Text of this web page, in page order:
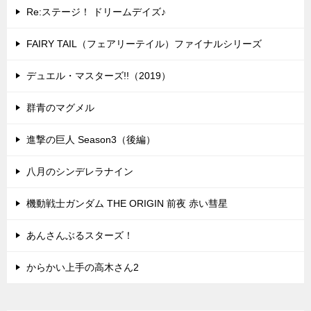
Re:ステージ！ ドリームデイズ♪
FAIRY TAIL（フェアリーテイル）ファイナルシリーズ
デュエル・マスターズ!!（2019）
群青のマグメル
進撃の巨人 Season3（後編）
八月のシンデレラナイン
機動戦士ガンダム THE ORIGIN 前夜 赤い彗星
あんさんぶるスターズ！
からかい上手の高木さん2